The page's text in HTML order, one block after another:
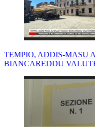
TEMPIO, ADDIS-MASU
BIANCAREDDU